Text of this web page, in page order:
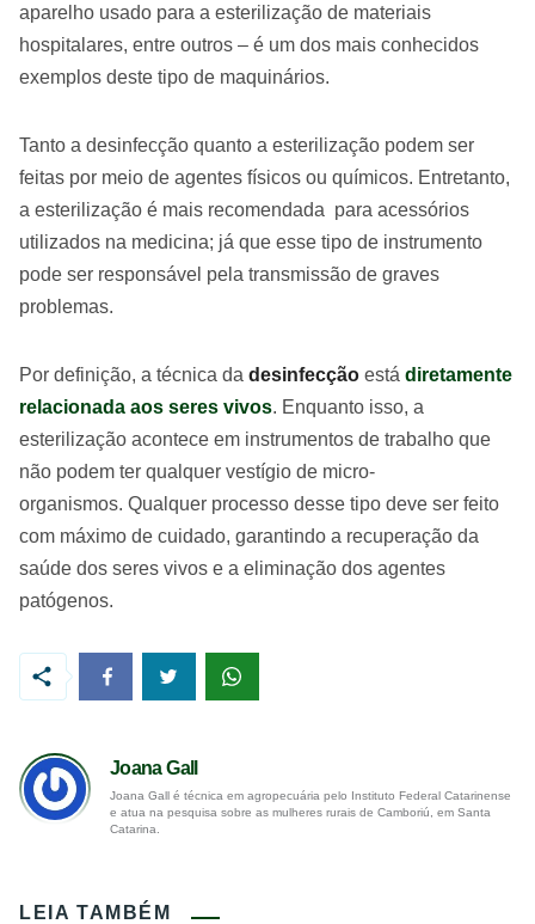
aparelho usado para a esterilização de materiais
hospitalares, entre outros – é um dos mais conhecidos
exemplos deste tipo de maquinários.
Tanto a desinfecção quanto a esterilização podem ser
feitas por meio de agentes físicos ou químicos. Entretanto,
a esterilização é mais recomendada para acessórios
utilizados na medicina; já que esse tipo de instrumento
pode ser responsável pela transmissão de graves
problemas.
Por definição, a técnica da desinfecção está diretamente
relacionada aos seres vivos. Enquanto isso, a
esterilização acontece em instrumentos de trabalho que
não podem ter qualquer vestígio de micro-
organismos. Qualquer processo desse tipo deve ser feito
com máximo de cuidado, garantindo a recuperação da
saúde dos seres vivos e a eliminação dos agentes
patógenos.
Joana Gall
Joana Gall é técnica em agropecuária pelo Instituto Federal Catarinense
e atua na pesquisa sobre as mulheres rurais de Camboriú, em Santa
Catarina.
LEIA TAMBÉM